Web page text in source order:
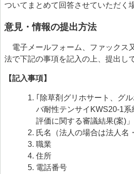
ついてまとめて回答させていただく
意見・情報の提出方法
電子メールフォーム、ファックス
法で下記の事項を記入の上、提出し
【記入事項】
｢除草剤グリホサート、グ
バ耐性テンサイKWS20-1
評価に関する審議結果(案)
氏名（法人の場合は法人名
職業
住所
電話番号